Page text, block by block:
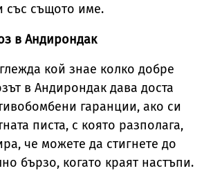
със същото име.
в Андирондак
кой знае колко добре
в Андирондак дава доста
гаранции, ако си
писта, с която разполага,
че можете да стигнете до
бързо, когато краят настъпи.